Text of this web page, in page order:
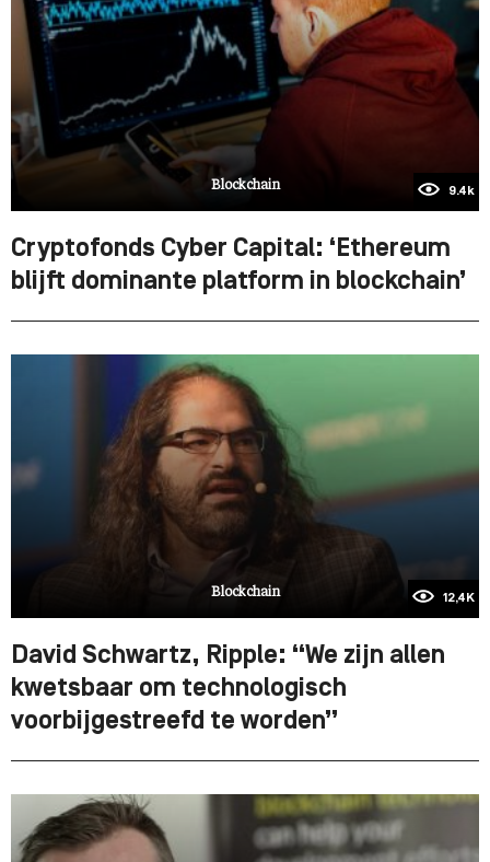
Blockchain 9.4k
Cryptofonds Cyber Capital: ‘Ethereum
blijft dominante platform in blockchain’
Blockchain 12,4K
David Schwartz, Ripple: “We zijn allen
kwetsbaar om technologisch
voorbijgestreefd te worden”